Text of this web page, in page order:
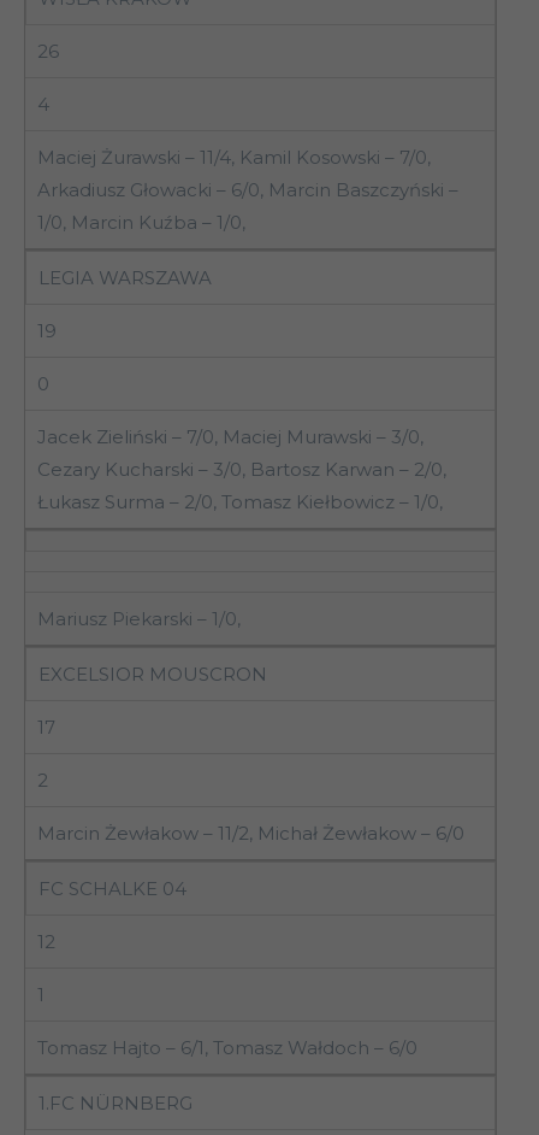
26
4
Maciej Żurawski – 11/4, Kamil Kosowski – 7/0,
Arkadiusz Głowacki – 6/0, Marcin Baszczyński –
1/0, Marcin Kuźba – 1/0,
LEGIA WARSZAWA
19
0
Jacek Zieliński – 7/0, Maciej Murawski – 3/0,
Cezary Kucharski – 3/0, Bartosz Karwan – 2/0,
Łukasz Surma – 2/0, Tomasz Kiełbowicz – 1/0,
Mariusz Piekarski – 1/0,
EXCELSIOR MOUSCRON
17
2
Marcin Żewłakow – 11/2, Michał Żewłakow – 6/0
FC SCHALKE 04
12
1
Tomasz Hajto – 6/1, Tomasz Wałdoch – 6/0
1.FC NÜRNBERG